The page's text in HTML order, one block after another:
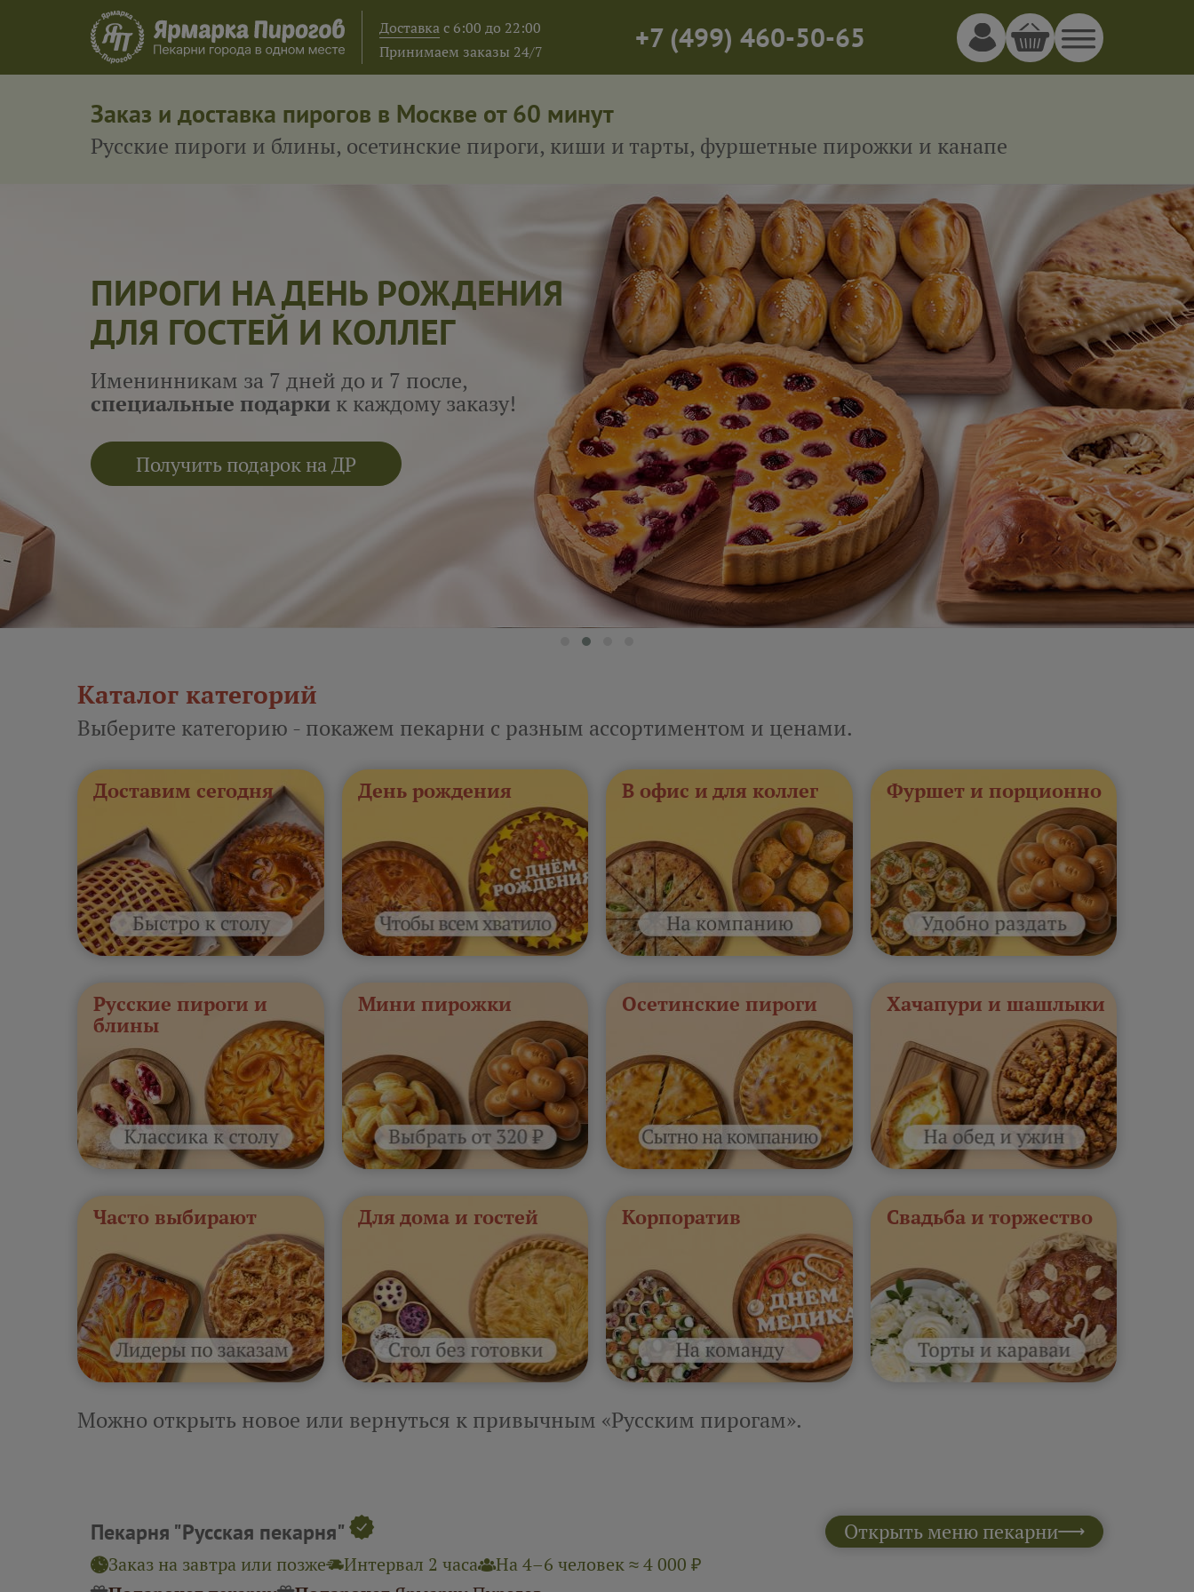
Доставкас 6:00 до 22:00
Принимаем заказы 24/7
+7(499) 460-50-65
Заказ и доставка пирогов в Москве от 60 минут
Русские пироги и блины, осетинские пироги, киши и тарты, фуршетные пирожки и канапе
ПИРОГИ НА ДЕНЬ РОЖДЕНИЯ
ДЛЯ ГОСТЕЙ И КОЛЛЕГ
Именинникам за 7 дней до и 7 после,
специальные подарки к каждому заказу!
Получить подарок на ДР
Каталог категорий
Выберите категорию - покажем пекарни с разным ассортиментом и ценами.
Доставим сегодня День рождения В офис и для коллег Фуршет и порционно
Русские пироги и
блины
Мини пирожки Осетинские пироги Хачапури и шашлыки
Часто выбирают Для дома и гостей Корпоратив Свадьба и торжество
Можно открыть новое или вернуться к привычным «Русским пирогам».
Пекарня "Русская пекарня" Открыть меню пекарни
Заказ на завтра или позже Интервал 2 часа
На 4–6 человек ≈ 4 000 ₽